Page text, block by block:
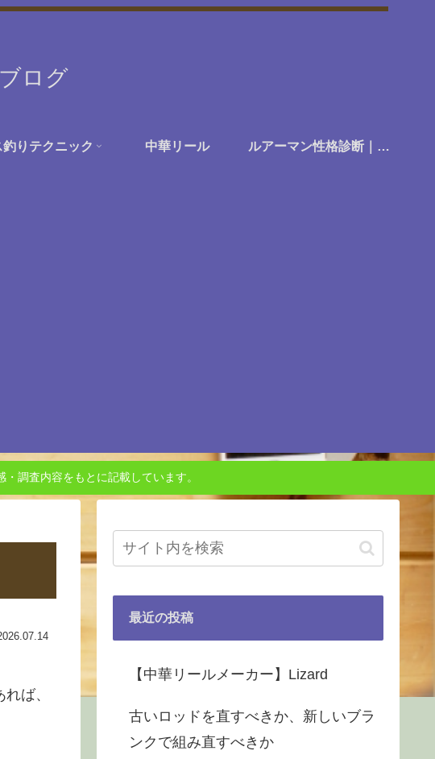
ログ
釣りテクニック 中華リール ルアーマン性格診断｜あなたは何に楽しさを感じる釣り人か？
調査内容をもとに記載しています。
ば、
最近の投稿
【中華リールメーカー】Lizard
古いロッドを直すべきか、新しいブラ
ンクで組み直すべきか